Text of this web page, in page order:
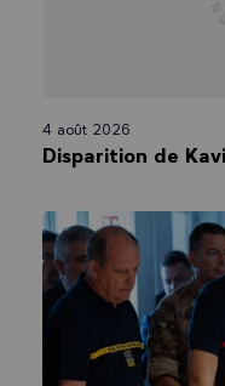
4 août 2026
Disparition de